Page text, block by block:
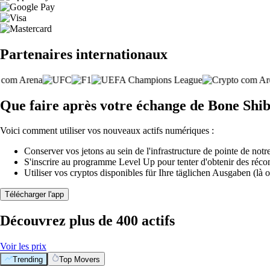
Partenaires internationaux
Que faire après votre échange de Bone
Voici comment utiliser vos nouveaux actifs numériques :
Conserver vos jetons au sein de l'infrastructure de pointe de
S'inscrire au programme Level Up pour tenter d'obtenir des
Utiliser vos cryptos disponibles für Ihre täglichen Ausgaben (là
Télécharger l'app
Découvrez plus de 400 actifs
Voir les prix
Trending Top Movers